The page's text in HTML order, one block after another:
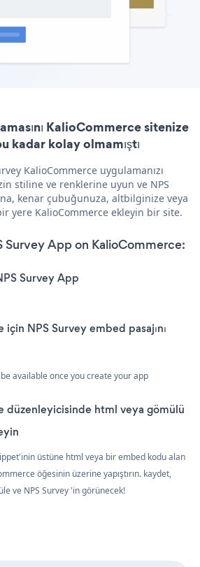
KalioCommerce sitenize
kadar kolay olmamıştı
KalioCommerce uygulamanızı
stiline ve renklerine uyun ve NPS
kenar çubuğunuza, altbilginize veya
yere KalioCommerce ekleyin bir site.
Survey App on KalioCommerce:
Survey App
NPS Survey embed pasajını
available once you create your app
düzenleyicisinde html veya gömülü
üstüne html veya bir embed kodu alan
öğesinin üzerine yapıştırın. kaydet,
ve NPS Survey 'in görünecek!